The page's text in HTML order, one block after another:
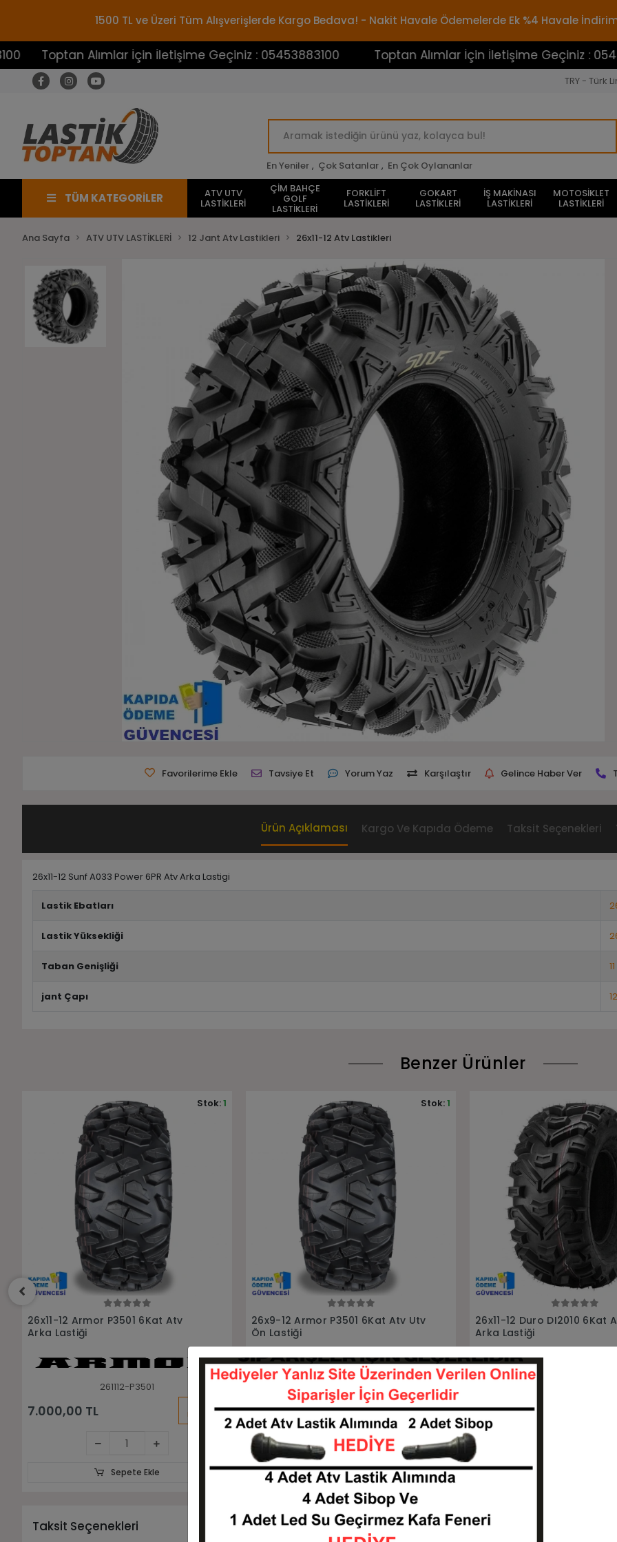
1500 TL ve Üzeri Tüm Alışverişlerde Kargo Bedava! - Nakit Havale Ödemelerde Ek %4 Havale
Alımlar İçin İletişime Geçiniz : 05453883100 Toptan Alımlar İçin İletişime Geçiniz :
TRY - Türk
En Yeniler , Çok Satanlar , En Çok Oylananlar
TÜM KATEGORİLER ATV UTV
LASTİKLERİ
ÇİM BAHÇE
GOLF
LASTİKLERİ
FORKLİFT
LASTİKLERİ
GOKART
LASTİKLERİ
İŞ MAKİNASI
LASTİKLERİ
MOTOSİKLET
LASTİKLERİ
Ana Sayfa ATV UTV LASTİKLERİ 12 Jant Atv Lastikleri 26x11-12 Atv Lastikleri
Favorilerime Ekle Tavsiye Et Yorum Yaz Karşılaştır Gelince Haber Ver
Ürün Açıklaması Kargo Ve Kapıda Ödeme Taksit Seçenekleri
26x11-12 Sunf A033 Power 6PR Atv Arka Lastigi
Lastik Ebatları
Lastik Yüksekliği
Taban Genişliği 11
jant Çapı 12
Benzer Ürünler
26x9-12 Armor P3501 6Kat Atv Utv
Ön Lastiği
26912-P3501
5.750,00 TL KARGO
BEDAVA
Stok:1
Sepete Ekle
26x11-12 Duro DI2010 6Kat Atv
Arka Lastiği
261112-DI2010
9.250,00 TL KARGO
BEDAVA
Stok:2
Sepete Ekle
Stokta Yok
Tükendi
26x9-12 26X11-12 Armor
6Kat Ön Arka Takım Atv
Lastigi
Taksit Seçenekleri